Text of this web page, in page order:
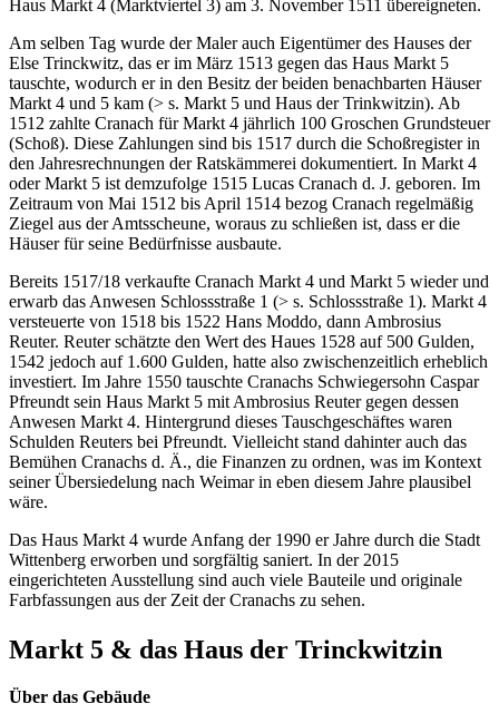
Haus Markt 4 (Marktviertel 3) am 3. November 1511 übereigneten.
Am selben Tag wurde der Maler auch Eigentümer des Hauses der
Else Trinckwitz, das er im März 1513 gegen das Haus Markt 5
tauschte, wodurch er in den Besitz der beiden benachbarten Häuser
Markt 4 und 5 kam (> s. Markt 5 und Haus der Trinkwitzin). Ab
1512 zahlte Cranach für Markt 4 jährlich 100 Groschen Grundsteuer
(Schoß). Diese Zahlungen sind bis 1517 durch die Schoßregister in
den Jahresrechnungen der Ratskämmerei dokumentiert. In Markt 4
oder Markt 5 ist demzufolge 1515 Lucas Cranach d. J. geboren. Im
Zeitraum von Mai 1512 bis April 1514 bezog Cranach regelmäßig
Ziegel aus der Amtsscheune, woraus zu schließen ist, dass er die
Häuser für seine Bedürfnisse ausbaute.
Bereits 1517/18 verkaufte Cranach Markt 4 und Markt 5 wieder und
erwarb das Anwesen Schlossstraße 1 (> s. Schlossstraße 1). Markt 4
versteuerte von 1518 bis 1522 Hans Moddo, dann Ambrosius
Reuter. Reuter schätzte den Wert des Haues 1528 auf 500 Gulden,
1542 jedoch auf 1.600 Gulden, hatte also zwischenzeitlich erheblich
investiert. Im Jahre 1550 tauschte Cranachs Schwiegersohn Caspar
Pfreundt sein Haus Markt 5 mit Ambrosius Reuter gegen dessen
Anwesen Markt 4. Hintergrund dieses Tauschgeschäftes waren
Schulden Reuters bei Pfreundt. Vielleicht stand dahinter auch das
Bemühen Cranachs d. Ä., die Finanzen zu ordnen, was im Kontext
seiner Übersiedelung nach Weimar in eben diesem Jahre plausibel
wäre.
Das Haus Markt 4 wurde Anfang der 1990 er Jahre durch die Stadt
Wittenberg erworben und sorgfältig saniert. In der 2015
eingerichteten Ausstellung sind auch viele Bauteile und originale
Farbfassungen aus der Zeit der Cranachs zu sehen.
Markt 5 & das Haus der Trinckwitzin
Über das Gebäude